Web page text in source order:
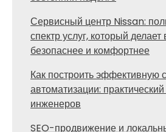
Сервисный центр Nissan:
спектр услуг, который
безопаснее и комфортнее
Как построить эффективную
автоматизации:
инженеров
SEO-продвижение и